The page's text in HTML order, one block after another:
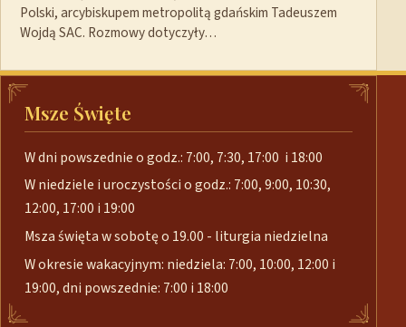
Polski, arcybiskupem metropolitą gdańskim Tadeuszem
Wojdą SAC. Rozmowy dotyczyły…
Msze Święte
W dni powszednie o godz.: 7:00, 7:30, 17:00 i 18:00
W niedziele i uroczystości o godz.: 7:00, 9:00, 10:30,
12:00, 17:00 i 19:00
Msza święta w sobotę o 19.00 - liturgia niedzielna
W okresie wakacyjnym: niedziela: 7:00, 10:00, 12:00 i
19:00, dni powszednie: 7:00 i 18:00